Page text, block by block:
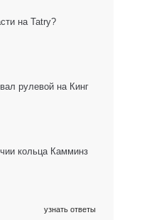
на Tatry?
рулевой на Кинг
кольца Камминз
узнать ответы